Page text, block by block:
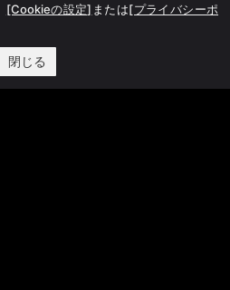
[Cookieの設定] または[プライバシーポ
閉じる